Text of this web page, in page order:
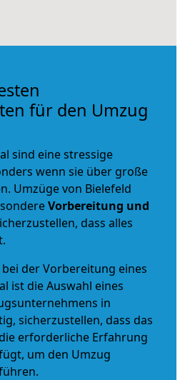
für den Umzug
sind eine stressige
wenn sie über große
Umzüge von Bielefeld
Vorbereitung und
dass alles
der Vorbereitung eines
ist die Auswahl eines
in
sicherzustellen, dass das
erforderliche Erfahrung
um den Umzug